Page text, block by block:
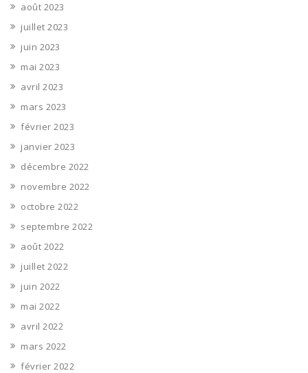
août 2023
juillet 2023
juin 2023
mai 2023
avril 2023
mars 2023
février 2023
janvier 2023
décembre 2022
novembre 2022
octobre 2022
septembre 2022
août 2022
juillet 2022
juin 2022
mai 2022
avril 2022
mars 2022
février 2022